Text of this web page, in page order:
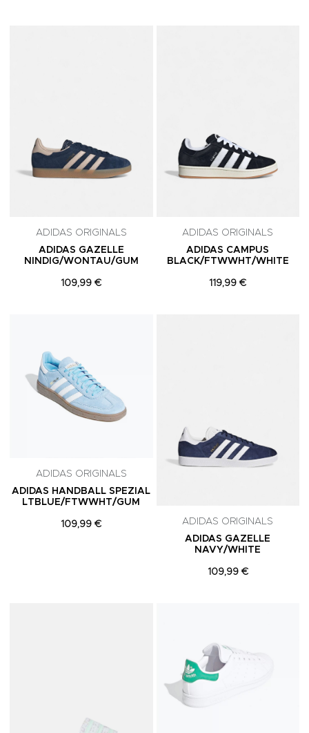
ADIDAS ORIGINALS
ADIDAS GAZELLE
NINDIG/WONTAU/GUM
109,99 €
ADIDAS ORIGINALS
ADIDAS CAMPUS
BLACK/FTWWHT/WHITE
119,99 €
ADIDAS ORIGINALS
ADIDAS HANDBALL SPEZIAL
LTBLUE/FTWWHT/GUM
109,99 €
ADIDAS ORIGINALS
ADIDAS GAZELLE
NAVY/WHITE
109,99 €